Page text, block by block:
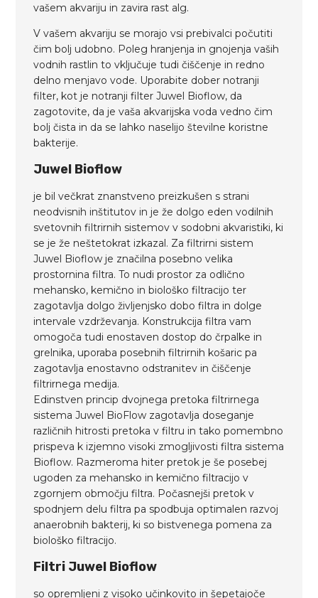
vašem akvariju in zavira rast alg.
V vašem akvariju se morajo vsi prebivalci počutiti
čim bolj udobno. Poleg hranjenja in gnojenja vaših
vodnih rastlin to vključuje tudi čiščenje in redno
delno menjavo vode. Uporabite dober notranji
filter, kot je notranji filter Juwel Bioflow, da
zagotovite, da je vaša akvarijska voda vedno čim
bolj čista in da se lahko naselijo številne koristne
bakterije.
Juwel Bioflow
je bil večkrat znanstveno preizkušen s strani
neodvisnih inštitutov in je že dolgo eden vodilnih
svetovnih filtrirnih sistemov v sodobni akvaristiki, ki
se je že neštetokrat izkazal. Za filtrirni sistem
Juwel Bioflow je značilna posebno velika
prostornina filtra. To nudi prostor za odlično
mehansko, kemično in biološko filtracijo ter
zagotavlja dolgo življenjsko dobo filtra in dolge
intervale vzdrževanja. Konstrukcija filtra vam
omogoča tudi enostaven dostop do črpalke in
grelnika, uporaba posebnih filtrirnih košaric pa
zagotavlja enostavno odstranitev in čiščenje
filtrirnega medija.
Edinstven princip dvojnega pretoka filtrirnega
sistema Juwel BioFlow zagotavlja doseganje
različnih hitrosti pretoka v filtru in tako pomembno
prispeva k izjemno visoki zmogljivosti filtra sistema
Bioflow. Razmeroma hiter pretok je še posebej
ugoden za mehansko in kemično filtracijo v
zgornjem območju filtra. Počasnejši pretok v
spodnjem delu filtra pa spodbuja optimalen razvoj
anaerobnih bakterij, ki so bistvenega pomena za
biološko filtracijo.
Filtri Juwel Bioflow
so opremljeni z visoko učinkovito in šepetajoče